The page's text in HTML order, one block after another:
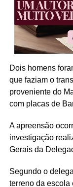
Dois homens
que faziam o
proveniente do
com placas de
A apreensão
investigação
Gerais da
Segundo o
terreno da escola